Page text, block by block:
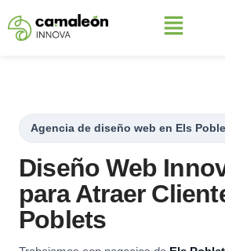
Saltar
Agencia de diseño web en Els
Diseño Web
para Atraer
Poblets